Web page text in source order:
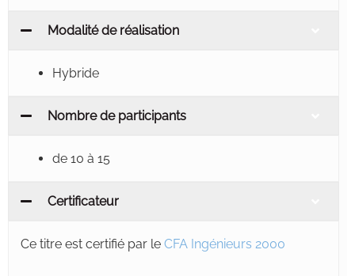
Modalité de réalisation
Hybride
Nombre de participants
de 10 à 15
Certificateur
Ce titre est certifié par le CFA Ingénieurs 2000